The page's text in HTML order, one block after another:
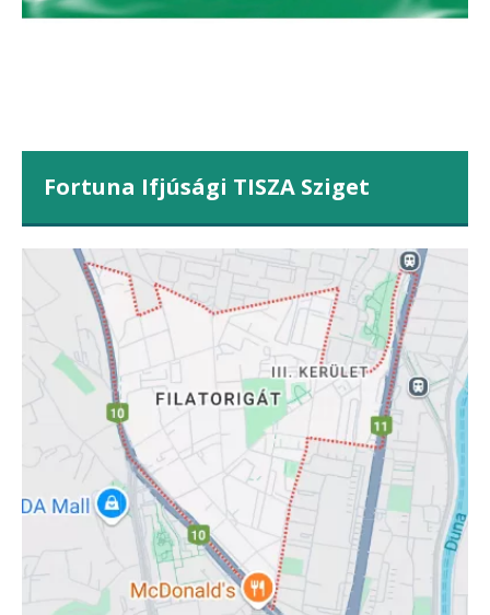
Fortuna Ifjúsági TISZA Sziget